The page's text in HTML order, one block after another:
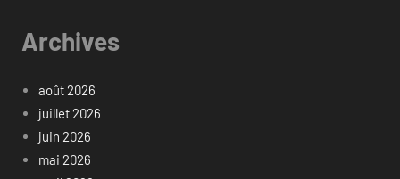
Archives
août 2026
juillet 2026
juin 2026
mai 2026